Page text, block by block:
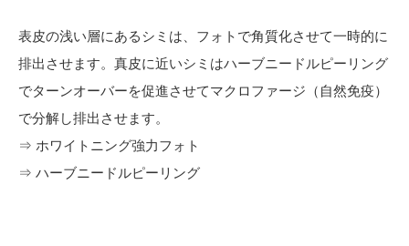
表皮の浅い層にあるシミは、フォトで角質化させて一時的に
排出させます。真皮に近いシミはハーブニードルピーリング
でターンオーバーを促進させてマクロファージ（自然免疫）
で分解し排出させます。
⇒ ホワイトニング強力フォト
⇒ ハーブニードルピーリング